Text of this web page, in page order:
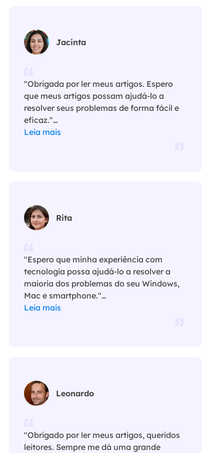
Jacinta
"Obrigada por ler meus artigos. Espero
que meus artigos possam ajudá-lo a
resolver seus problemas de forma fácil e
eficaz."…
Leia mais
Rita
"Espero que minha experiência com
tecnologia possa ajudá-lo a resolver a
maioria dos problemas do seu Windows,
Mac e smartphone."…
Leia mais
Leonardo
"Obrigado por ler meus artigos, queridos
leitores. Sempre me dá uma grande